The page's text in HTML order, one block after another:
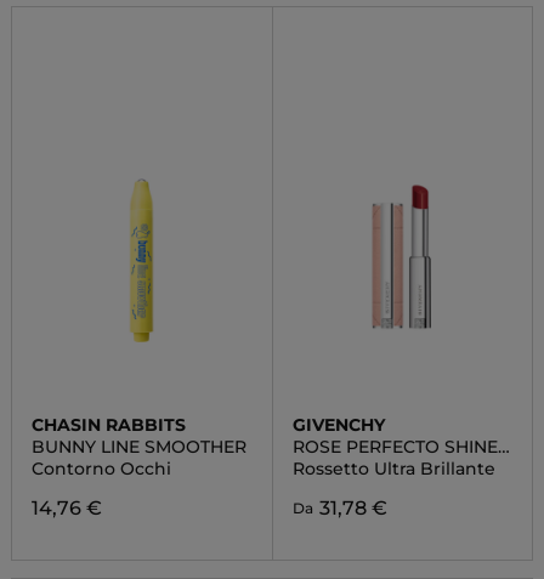
CHASIN RABBITS
BUNNY LINE SMOOTHER
Contorno Occhi
14,76 €
GIVENCHY
ROSE PERFECTO SHINE
SERUM
Rossetto Ultra Brillante
Da 31,78 €